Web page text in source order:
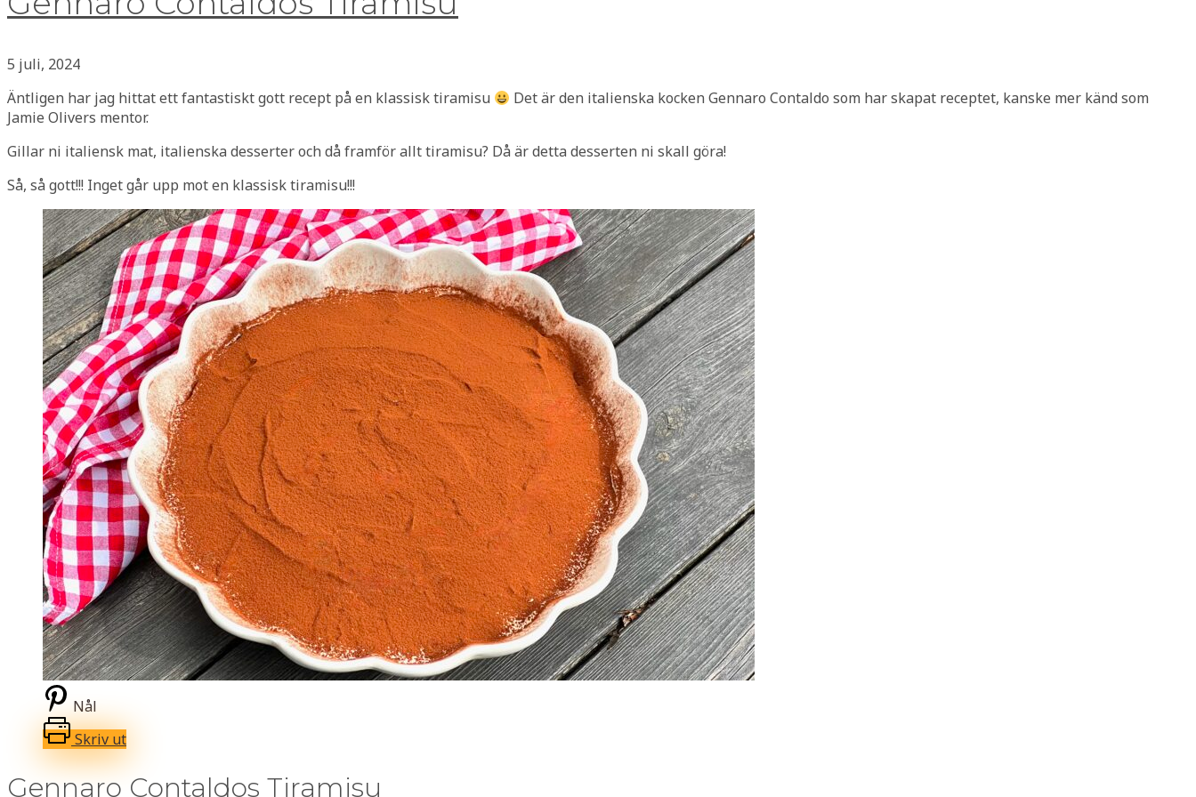
5 juli, 2024
Äntligen har jag hittat ett fantastiskt gott recept på en klassisk tiramisu
Det är den italienska kocken Gennaro Contaldo som har skapat receptet, kanske mer känd som
Jamie Olivers mentor.
Gillar ni italiensk mat, italienska desserter och då framför allt tiramisu? Då är detta desserten ni skall göra!
Så, så gott!!! Inget går upp mot en klassisk tiramisu!!!
Nål
Skriv ut
Gennaro Contaldos Tiramisu